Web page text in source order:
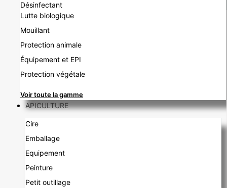
Désinfectant
Lutte biologique
Mouillant
Protection animale
Équipement et EPI
Protection végétale
Voir toute la gamme
APICULTURE
Cire
Emballage
Equipement
Peinture
Petit outillage